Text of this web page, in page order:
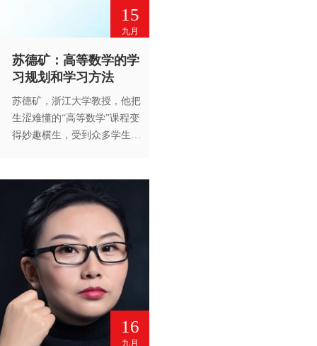
15
九月
苏德矿：高等数学的学
习规划和学习方法
苏德矿，浙江大学教授，他把
生涩难懂的“高等数学”课程变
得妙趣横生，受到众多学生欢
16
九月